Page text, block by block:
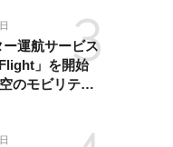
運航サービス
」を開始
のモビリティ